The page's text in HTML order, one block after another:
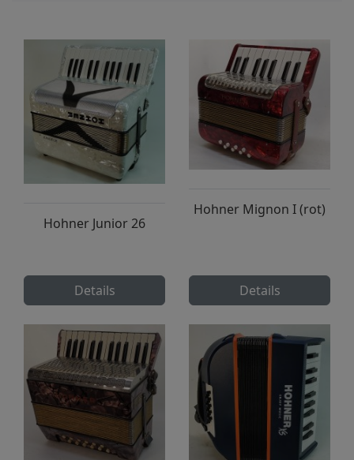
Hohner Junior 26
Details
Hohner Mignon I (rot)
Details